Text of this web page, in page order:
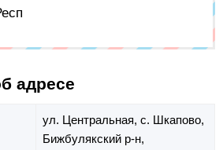
адресе
ул. Центральная, с. Шкапово,
Бижбулякский р-н,